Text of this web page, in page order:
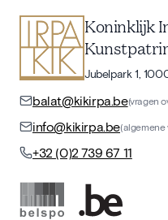
Koninklijk
Jubelpark 1,
balat@kikirpa.be(vragen
info@kikirpa.be(algemene
+32 (0)2 739 67 11